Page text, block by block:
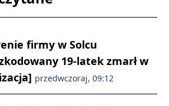
firmy w Solcu
19-latek zmarł w
przedwczoraj, 09:12